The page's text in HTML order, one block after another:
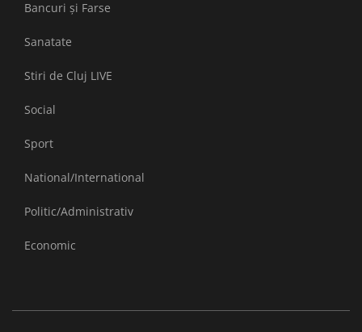
Bancuri și Farse
Sanatate
Stiri de Cluj LIVE
Social
Sport
National/International
Politic/Administrativ
Economic